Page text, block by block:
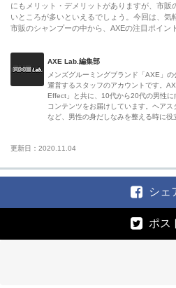
にもメリット・デメリットがありますが、市販
いところが多いといえるでしょう。今回は、
市販のシャンプーの中から、AXEの注目ポイン
AXE Lab.編集部
メンズグルーミングブランド「AXE」
運営するスタッフのアカウントです。
Effect」と共に、10代から20代の男性
コンテンツをお届けしています。ヘア
など、男性の身だしなみを整える時に役
更新日：2020.11.04
シェ
ポス